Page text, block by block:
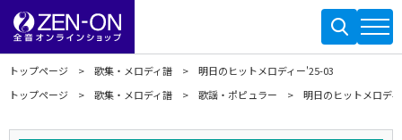
トップページ 歌集・メロディ譜
明日のヒットメロディー'25-03
トップページ
歌集・メロディ譜 歌謡・ポピュラー 明日のヒットメロデ